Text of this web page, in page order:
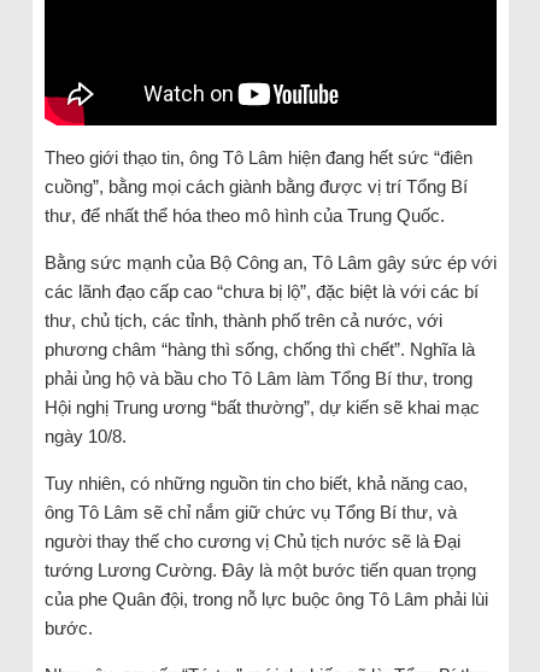
Theo giới thạo tin, ông Tô Lâm hiện đang hết sức “điên
cuồng”, bằng mọi cách giành bằng được vị trí Tổng Bí
thư, để nhất thể hóa theo mô hình của Trung Quốc.
Bằng sức mạnh của Bộ Công an, Tô Lâm gây sức ép với
các lãnh đạo cấp cao “chưa bị lộ”, đặc biệt là với các bí
thư, chủ tịch, các tỉnh, thành phố trên cả nước, với
phương châm “hàng thì sống, chống thì chết”. Nghĩa là
phải ủng hộ và bầu cho Tô Lâm làm Tổng Bí thư, trong
Hội nghị Trung ương “bất thường”, dự kiến sẽ khai mạc
ngày 10/8.
Tuy nhiên, có những nguồn tin cho biết, khả năng cao,
ông Tô Lâm sẽ chỉ nắm giữ chức vụ Tổng Bí thư, và
người thay thế cho cương vị Chủ tịch nước sẽ là Đại
tướng Lương Cường. Đây là một bước tiến quan trọng
của phe Quân đội, trong nỗ lực buộc ông Tô Lâm phải lùi
bước.